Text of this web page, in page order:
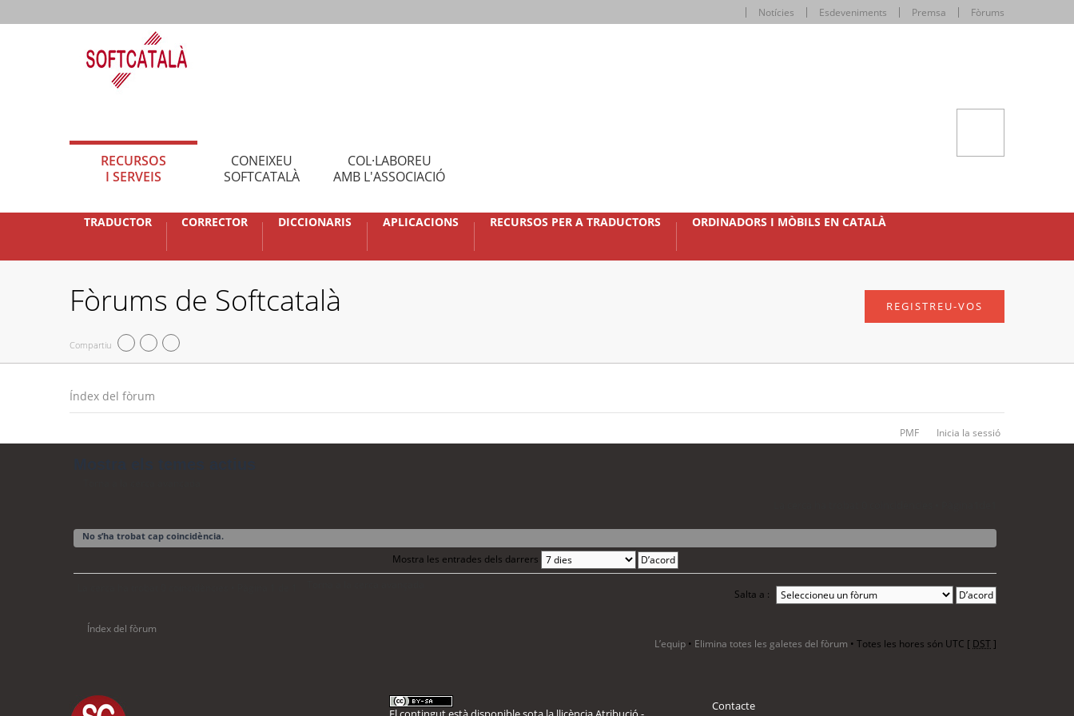
Notícies Esdeveniments Premsa Fòrums
RECURSOS
I SERVEIS
CONEIXEU
SOFTCATALÀ
COL·LABOREU
AMB L'ASSOCIACIÓ
TRADUCTOR CORRECTOR DICCIONARIS APLICACIONS RECURSOS PER A TRADUCTORS ORDINADORS I MÒBILS EN CATALÀ
Fòrums de Softcatalà
Compartiu
REGISTREU-VOS
Índex del fòrum
PMF Inicia la sessió
No s’ha trobat cap coincidència.
Mostra les entrades dels darrers
Salta a :
Índex del fòrum
L’equip • Elimina totes les galetes del fòrum • Totes les hores són UTC [ DST]
Contacte